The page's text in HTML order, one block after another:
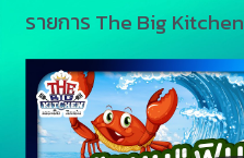
รายการ The Big Kitchen